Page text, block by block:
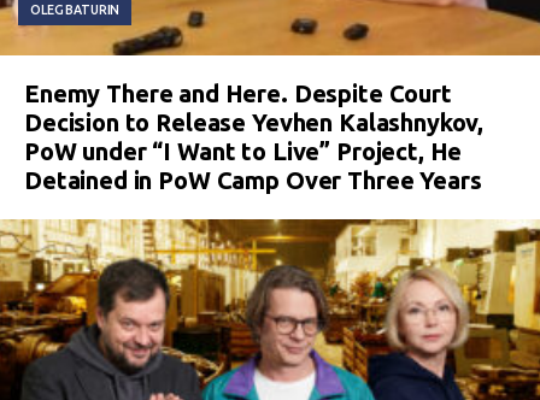
OLEG BATURIN
Enemy There and Here. Despite Court
Decision to Release Yevhen Kalashnykov,
PoW under “I Want to Live” Project, He
Detained in PoW Camp Over Three Years